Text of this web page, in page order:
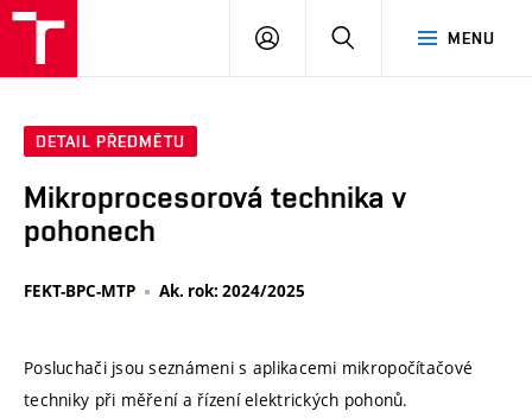
MENU
PŘIHLÁSIT
DETAIL PŘEDMĚTU
Mikroprocesorová technika v
pohonech
FEKT-BPC-MTP Ak. rok: 2024/2025
Posluchači jsou seznámeni s aplikacemi mikropočítačové
techniky při měření a řízení elektrických pohonů.